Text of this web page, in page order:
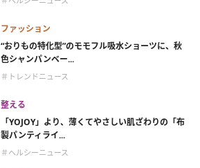
ファッション
“おりもの特化型”のモモフル吸水ショーツに、秋
色シャンパンベー...
＃トレンドニュース
整える
「YOJOY」より、薄くてやさしい肌ざわりの「布
製パンティライ...
＃ヘルシーニュース